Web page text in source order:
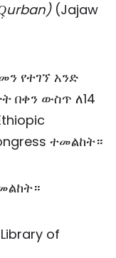
(Jajaw
የተገኘ አንድ
በቀን ውስጥ ለ14
ተመልከት።
of